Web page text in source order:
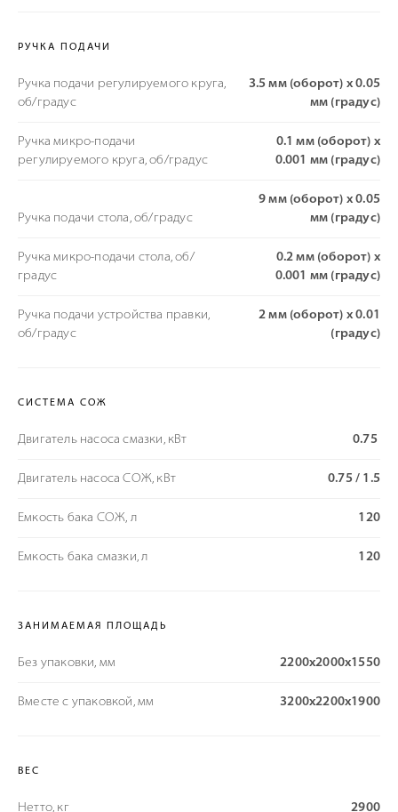
РУЧКА ПОДАЧИ
Ручка подачи регулируемого круга,
об/градус
3.5 мм (оборот) х 0.05
мм (градус)
Ручка микро-подачи
регулируемого круга, об/градус
0.1 мм (оборот) х
0.001 мм (градус)
Ручка подачи стола, об/градус
9 мм (оборот) х 0.05
мм (градус)
Ручка микро-подачи стола, об/
градус
0.2 мм (оборот) х
0.001 мм (градус)
Ручка подачи устройства правки,
об/градус
2 мм (оборот) х 0.01
(градус)
СИСТЕМА СОЖ
Двигатель насоса смазки, кВт 0.75
Двигатель насоса СОЖ, кВт 0.75 / 1.5
Емкость бака СОЖ, л 120
Емкость бака смазки, л 120
ЗАНИМАЕМАЯ ПЛОЩАДЬ
Без упаковки, мм 2200х2000х1550
Вместе с упаковкой, мм 3200х2200х1900
ВЕС
Нетто, кг 2900